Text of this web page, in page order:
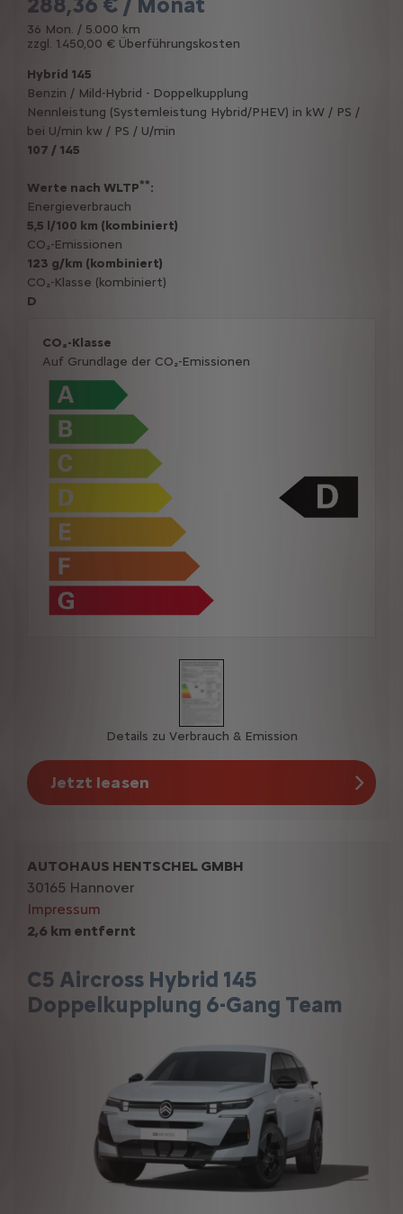
36 Mon. / 5.000 km
zzgl. 1.450,00 € Überführungskosten
Hybrid 145
Benzin / Mild-Hybrid - Doppelkupplung
Nennleistung (Systemleistung Hybrid/PHEV) in kW / PS /
bei U/min kw / PS / U/min
107 / 145
Werte nach WLTP**:
Energieverbrauch
5,5 l/100 km (kombiniert)
CO₂-Emissionen
123 g/km (kombiniert)
CO₂-Klasse (kombiniert)
D
CO₂-Klasse
Auf Grundlage der CO₂-Emissionen
Details zu Verbrauch & Emission
Jetzt leasen
2,6 km entfernt
C5 Aircross Hybrid 145
Doppelkupplung 6-Gang Team
AUTOHAUS HENTSCHEL GMBH
30165 Hannover
Impressum